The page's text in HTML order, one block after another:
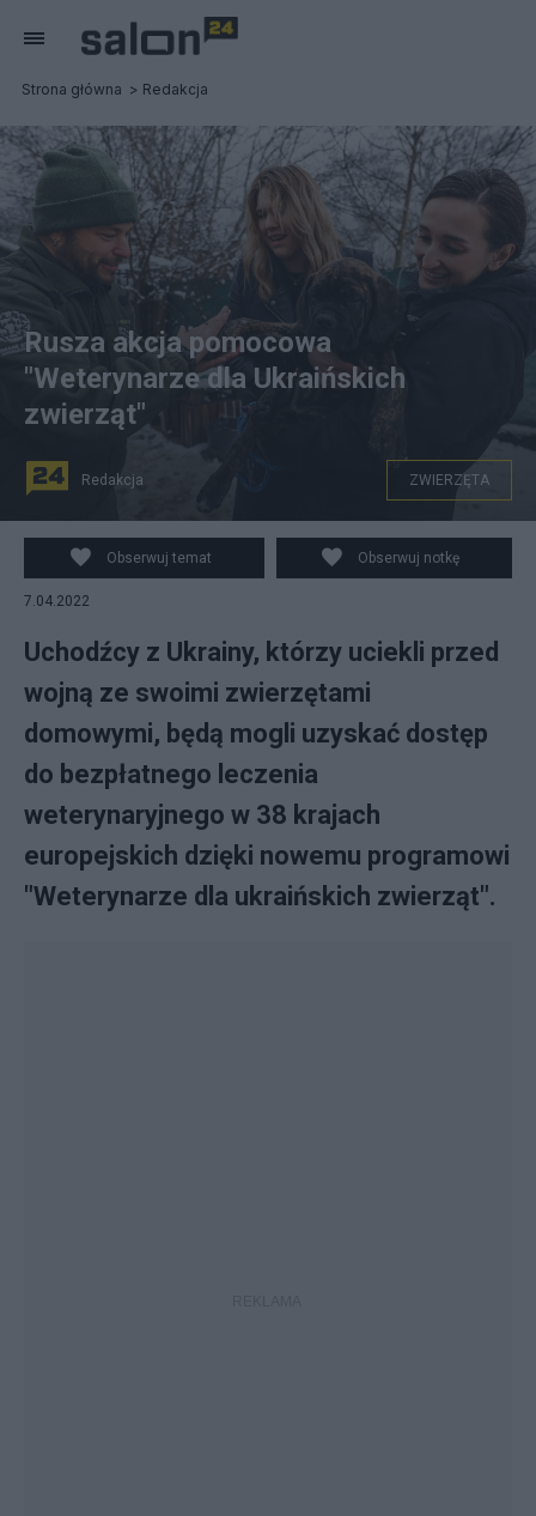
Strona główna Redakcja
Fot. Beata Zawrzel
Rusza akcja pomocowa
"Weterynarze dla Ukraińskich
zwierząt"
Redakcja ZWIERZĘTA
Obserwuj temat Obserwuj notkę
7.04.2022
Uchodźcy z Ukrainy, którzy uciekli przed
wojną ze swoimi zwierzętami
domowymi, będą mogli uzyskać dostęp
do bezpłatnego leczenia
weterynaryjnego w 38 krajach
europejskich dzięki nowemu programowi
"Weterynarze dla ukraińskich zwierząt".